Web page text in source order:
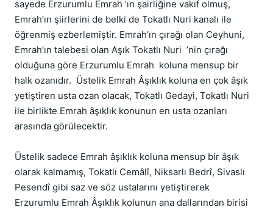
sayede Erzurumlu Emrah ’ın şairliğine vakıf olmuş,
Emrah’ın şiirlerini de belki de Tokatlı Nuri kanalı ile
öğrenmiş ezberlemiştir. Emrah’ın çırağı olan Ceyhuni,
Emrah’ın talebesi olan Aşık Tokatlı Nuri  ’nin çırağı
olduğuna göre Erzurumlu Emrah  koluna mensup bir
halk ozanıdır.  Üstelik Emrah Âşıklık koluna en çok âşık
yetiştiren usta ozan olacak, Tokatlı Gedayi, Tokatlı Nuri
ile birlikte Emrah âşıklık konunun en usta ozanları
arasında görülecektir.
Üstelik sadece Emrah âşıklık koluna mensup bir âşık
olarak kalmamış, Tokatlı Cemâlî, Niksarlı Bedrî, Sivaslı
Pesendî gibi saz ve söz ustalarını yetiştirerek
Erzurumlu Emrah Âşıklık kolunun ana dallarından birisi